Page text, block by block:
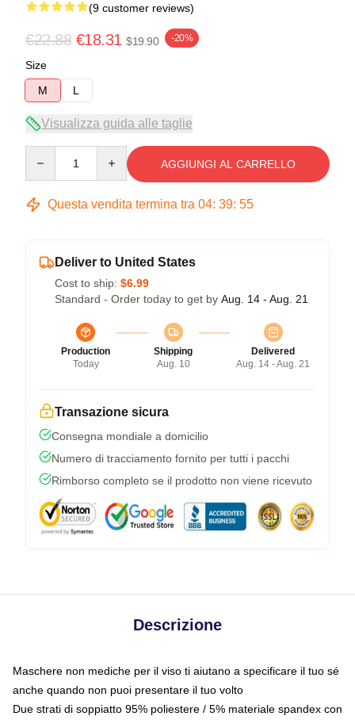
(9 customer reviews)
€22.88 €18.31 $19.90 -20%
Size
M
L
Visualizza guida alle taglie
AGGIUNGI AL CARRELLO
Questa vendita termina tra 04: 39: 54
Deliver to United States
Cost to ship: $6.99
Standard - Order today to get by Aug. 14 - Aug. 21
Production
Today
Shipping
Aug. 10
Delivered
Aug. 14 - Aug. 21
Transazione sicura
Consegna mondiale a domicilio
Numero di tracciamento fornito per tutti i pacchi
Rimborso completo se il prodotto non viene ricevuto
Descrizione
Maschere non mediche per il viso ti aiutano a specificare il tuo sé
anche quando non puoi presentare il tuo volto
Due strati di soppiatto 95% poliestere / 5% materiale spandex con